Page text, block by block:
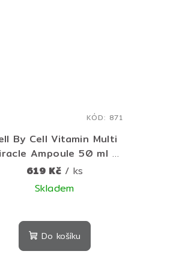
By Cell Vitamin Multi
Ampoule 50 ml –
rozjasňující vitamínová
pro glow efekt a
hydrataci
619 Kč / ks
Skladem
Do košíku
KÓD: 871